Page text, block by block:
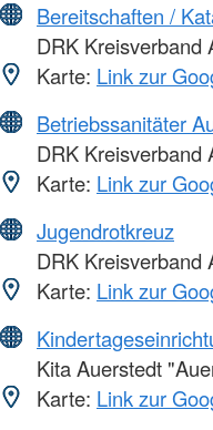
Bereitschaften /
DRK Kreisverband
Karte: Link zur
Betriebssanitäter
DRK Kreisverband
Karte: Link zur
Jugendrotkreuz
DRK Kreisverband
Karte: Link zur
Kita Auerstedt
Karte: Link zur